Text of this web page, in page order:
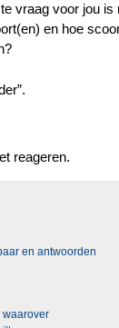
vraag voor jou is
en hoe
reageren.
en antwoorden
waarover